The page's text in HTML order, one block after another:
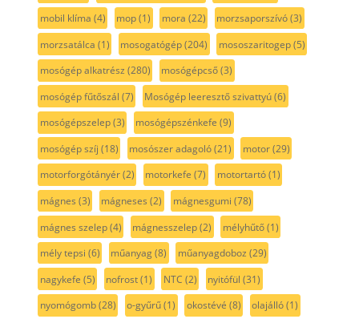
mobil klíma (4) mop(1) mora (22) morzsaporszívó(3)
morzsatálca (1) mosogatógép(204) mososzaritogep(5)
mosógép alkatrész (280) mosógépcső(3)
mosógép fűtőszál (7) Mosógép leeresztő szivattyú(6)
mosógépszelep(3) mosógépszénkefe (9)
mosógép szíj (18) mosószer adagoló(21) motor(29)
motorforgótányér(2) motorkefe (7) motortartó(1)
mágnes (3) mágneses (2) mágnesgumi (78)
mágnes szelep(4) mágnesszelep(2) mélyhűtő(1)
mély tepsi (6) műanyag(8) műanyagdoboz (29)
nagykefe (5) nofrost(1) NTC (2) nyitófül (31)
nyomógomb(28) o-gyűrű(1) okostévé (8) olajálló(1)